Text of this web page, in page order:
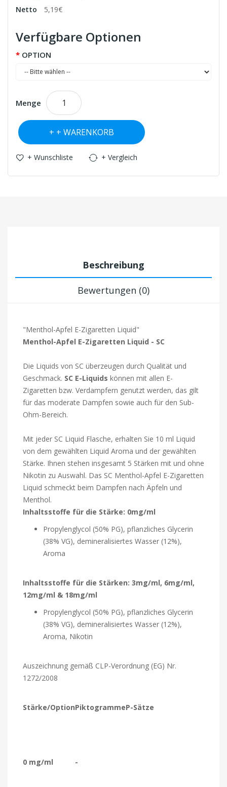
Netto
5,19€
Verfügbare Optionen
OPTION
Menge
+ WARENKORB
+ Wunschliste + Vergleich
Beschreibung
Bewertungen (0)
"Menthol-Apfel E-Zigaretten Liquid"
Menthol-Apfel E-Zigaretten Liquid - SC
Die Liquids von SC überzeugen durch Qualität und
Geschmack. SC E-Liquids können mit allen E-
Zigaretten bzw. Verdampfern genutzt werden, das gilt
für das moderate Dampfen sowie auch für den Sub-
Ohm-Bereich.
Mit jeder SC Liquid Flasche, erhalten Sie 10 ml Liquid
von dem gewählten Liquid Aroma und der gewählten
Stärke. Ihnen stehen insgesamt 5 Stärken mit und ohne
Nikotin zu Auswahl. Das SC Menthol-Apfel E-Zigaretten
Liquid schmeckt beim Dampfen nach Äpfeln und
Menthol.
Inhaltsstoffe für die Stärke: 0mg/ml
Propylenglycol (50% PG), pflanzliches Glycerin
(38% VG), demineralisiertes Wasser (12%),
Aroma
Inhaltsstoffe für die Stärken: 3mg/ml, 6mg/ml,
12mg/ml & 18mg/ml
Propylenglycol (50% PG), pflanzliches Glycerin
(38% VG), demineralisiertes Wasser (12%),
Aroma, Nikotin
Auszeichnung gemäß CLP-Verordnung (EG) Nr.
1272/2008
Stärke/OptionPiktogrammeP-Sätze
0 mg/ml -